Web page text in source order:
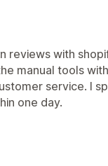
reviews with
manual tools
service. I
one day.